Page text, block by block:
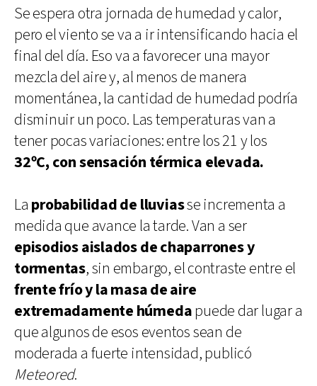
Se espera otra jornada de humedad y calor,
pero el viento se va a ir intensificando hacia el
final del día. Eso va a favorecer una mayor
mezcla del aire y, al menos de manera
momentánea, la cantidad de humedad podría
disminuir un poco. Las temperaturas van a
tener pocas variaciones: entre los 21 y los
32ºC, con sensación térmica elevada.
La probabilidad de lluviasse incrementa a
medida que avance la tarde. Van a ser
episodios aislados de chaparrones y
tormentas, sin embargo, el contraste entre el
frente frío y la masa de aire
extremadamente húmedapuede dar lugar a
que algunos de esos eventos sean de
moderada a fuerte intensidad, publicó
Meteored.